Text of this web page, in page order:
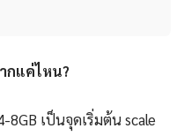
กแค่ไหน?
8GB เป็นจุดเริ่มต้น scale